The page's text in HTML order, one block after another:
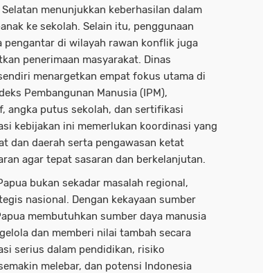
menunjukkan keberhasilan dalam
ke sekolah. Selain itu, penggunaan
pengantar di wilayah rawan konflik juga
penerimaan masyarakat. Dinas
menargetkan empat fokus utama di
Pembangunan Manusia (IPM),
angka putus sekolah, dan sertifikasi
kebijakan ini memerlukan koordinasi yang
dan daerah serta pengawasan ketat
agar tepat sasaran dan berkelanjutan.
bukan sekadar masalah regional,
nasional. Dengan kekayaan sumber
membutuhkan sumber daya manusia
dan memberi nilai tambah secara
serius dalam pendidikan, risiko
melebar, dan potensi Indonesia